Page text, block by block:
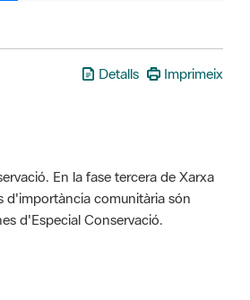
Detalls Imprimeix
En la fase tercera de Xarxa
d'importància comunitària són
d'Especial Conservació.